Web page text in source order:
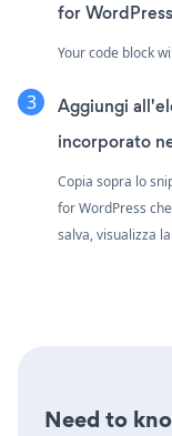
for WordPress
Your code block
Aggiungi
incorporato
Copia sopra lo
for WordPress
salva, visualizza
Need to